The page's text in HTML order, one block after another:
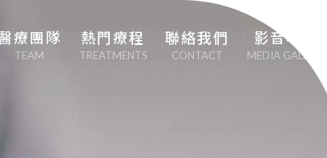
療團隊
TEAM
熱門療程
TREATMENTS
聯絡我們
CONTACT
影音專區
MEDIA GALLERY